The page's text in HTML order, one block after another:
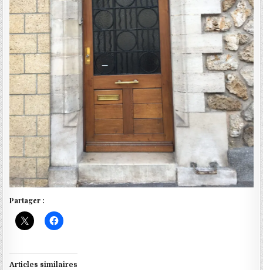
Partager :
Articles similaires